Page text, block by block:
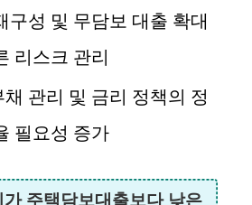
구성 및 무담보 대출 확대
리스크 관리
채 관리 및 금리 정책의 정
필요성 증가
주택담보대출보다 낮은